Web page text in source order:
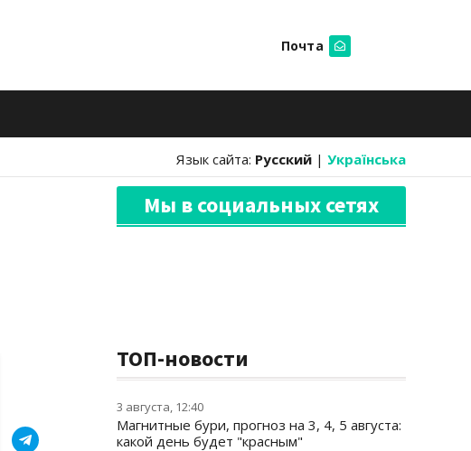
Почта
Язык сайта: Русский | Українська
Мы в социальных сетях
ТОП-новости
3 августа, 12:40
Магнитные бури, прогноз на 3, 4, 5 августа:
какой день будет "красным"